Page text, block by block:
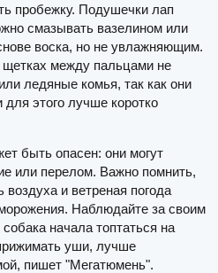
пробежку. Подушечки лап
смазывать вазелином или
воска, но не увлажняющим.
между пальцами не
ледяные комья, так как они
для этого лучше коротко
быть опасен: они могут
или перелом. Важно помнить,
и ветреная погода
Наблюдайте за своим
начала топтаться на
уши, лучше
пишет "Мегатюмень".